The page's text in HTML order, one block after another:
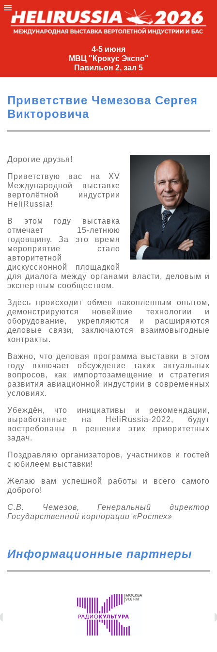
4-5 июня
МВЦ "Крокус Экспо"
Павильон 2, зал 5
4-
МВЦ
Экспо"
Павильон
2,
5
(495)
477-
33-81
О выставке
Партнеры выставки
Крокус Экспо
Даты будущих выставок
Документы
Контакты
Для участников
Заявка на участие
Заочное участие
Прилет на выставку
Для посетителей
Место проведения HeliRussia
Схема проезда
Правила доступа и пребывания Крокус Экспо
Для СМИ
Аккредитация прессы
Условия инфопартнёрства
Положение об аккредитации
Публикации о выставке
Пресс-релизы
Архив
Приветствие Чемезова Сергея
Викторовича
Дорогие друзья!
Приветствую вас на XV
Международной выставке
вертолётной индустрии
HeliRussia!
В этом году выставка
отмечает 15-летнюю
годовщину. За это время
мероприятие стало
авторитетной
дискуссионной площадкой
для диалога между органами власти, деловым и
экспертным сообществом.
Здесь происходит обмен накопленным опытом,
демонстрируются новейшие технологии и
оборудование, укрепляются и расширяются
деловые связи, заключаются взаимовыгодные
контракты.
Важно, что деловая программа выставки в этом
году включает обсуждение таких актуальных
вопросов, как импортозамещение и стратегия
развития авиационной индустрии в современных
условиях.
Убеждён, что инициативы и рекомендации,
выработанные на HeliRussia-2022, будут
востребованы в решении этих приоритетных
задач.
Поздравляю организаторов, участников и гостей
с юбилеем выставки!
Желаю вам успешной работы и всего самого
доброго!
С.В. Чемезов,Генеральный директор
Государственной корпорации «Ростех»
Информационные партнеры